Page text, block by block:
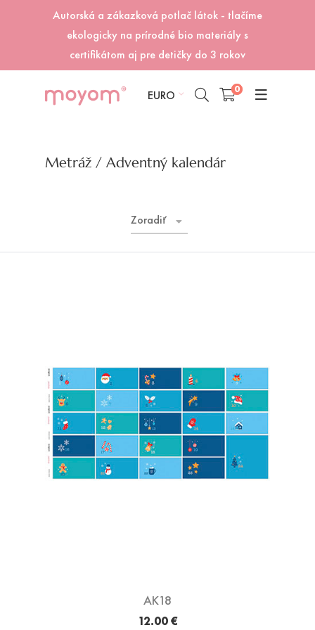
Autorská a zákazková potlač látok - tlačíme
ekologicky na prírodné bio materiály s
certifikátom aj pre detičky do 3 rokov
EURO 0
Metráž / Adventný kalendár
Zoradiť
AK18
12.00 €